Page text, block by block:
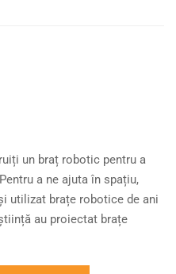
un braț robotic pentru a
a ne ajuta în spațiu,
utilizat brațe robotice de ani
au proiectat brațe